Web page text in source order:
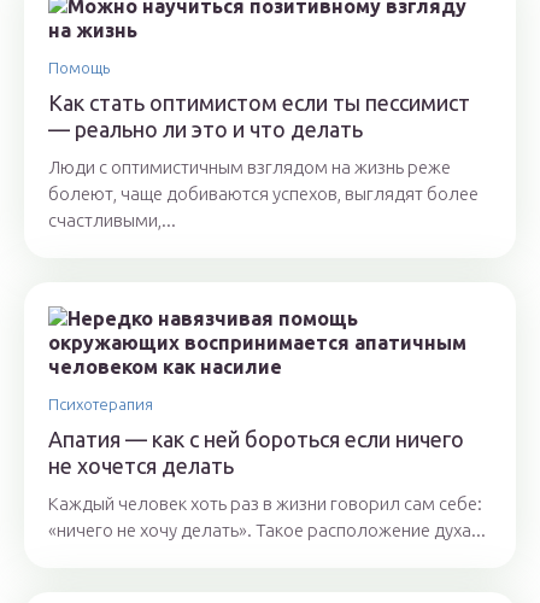
Помощь
Как стать оптимистом если ты пессимист
— реально ли это и что делать
Люди с оптимистичным взглядом на жизнь реже
болеют, чаще добиваются успехов, выглядят более
счастливыми,...
Психотерапия
Апатия — как с ней бороться если ничего
не хочется делать
Каждый человек хоть раз в жизни говорил сам себе:
«ничего не хочу делать». Такое расположение духа...